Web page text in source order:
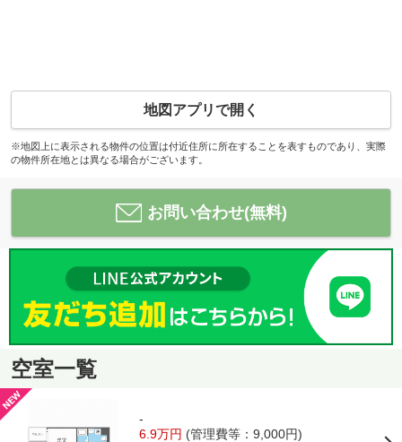
地図アプリで開く
※地図上に表示される物件の位置は付近住所に所在することを表すものであり、実際
の物件所在地とは異なる場合がございます。
お問い合わせ(無料)
空室一覧
-
6.9万円 (管理費等：9,000円)